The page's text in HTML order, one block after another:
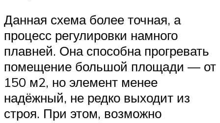
Данная схема более точная, а
процесс регулировки намного
плавней. Она способна прогревать
помещение большой площади — от
150 м2, но элемент менее
надёжный, не редко выходит из
строя. При этом, возможно